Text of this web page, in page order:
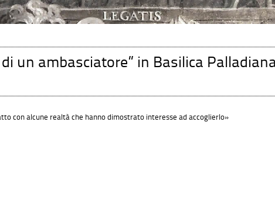
un ambasciatore” in Basilica
con alcune realtà che hanno dimostrato interesse ad accoglierlo»